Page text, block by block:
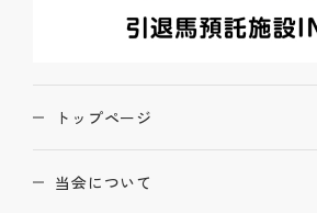
トップページ
当会について